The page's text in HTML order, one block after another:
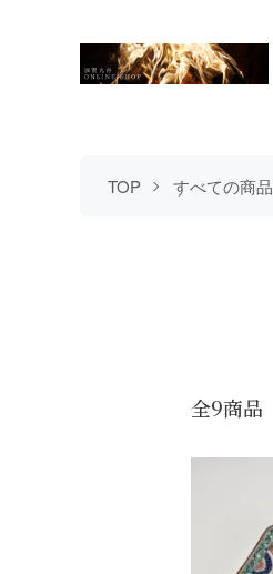
TOP すべての商品
全9商品